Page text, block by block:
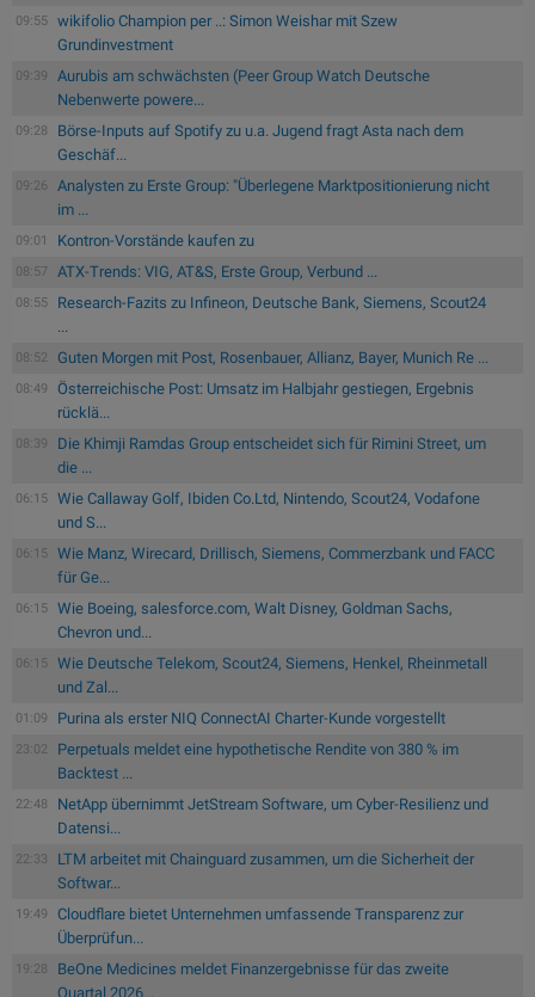
09:55
wikifolio Champion per ..: Simon Weishar mit Szew
Grundinvestment
09:39
Aurubis am schwächsten (Peer Group Watch Deutsche
Nebenwerte powere...
09:28
Börse-Inputs auf Spotify zu u.a. Jugend fragt Asta nach dem
Geschäf...
09:26
Analysten zu Erste Group: "Überlegene Marktpositionierung nicht
im ...
09:01 Kontron-Vorstände kaufen zu
08:57 ATX-Trends: VIG, AT&S, Erste Group, Verbund ...
08:55
Research-Fazits zu Infineon, Deutsche Bank, Siemens, Scout24
...
08:52 Guten Morgen mit Post, Rosenbauer, Allianz, Bayer, Munich Re ...
08:49
Österreichische Post: Umsatz im Halbjahr gestiegen, Ergebnis
rücklä...
08:39
Die Khimji Ramdas Group entscheidet sich für Rimini Street, um
die ...
06:15
Wie Callaway Golf, Ibiden Co.Ltd, Nintendo, Scout24, Vodafone
und S...
06:15
Wie Manz, Wirecard, Drillisch, Siemens, Commerzbank und FACC
für Ge...
06:15
Wie Boeing, salesforce.com, Walt Disney, Goldman Sachs,
Chevron und...
06:15
Wie Deutsche Telekom, Scout24, Siemens, Henkel, Rheinmetall
und Zal...
01:09 Purina als erster NIQ ConnectAI Charter-Kunde vorgestellt
23:02
Perpetuals meldet eine hypothetische Rendite von 380 % im
Backtest ...
22:48
NetApp übernimmt JetStream Software, um Cyber-Resilienz und
Datensi...
22:33
LTM arbeitet mit Chainguard zusammen, um die Sicherheit der
Softwar...
19:49
Cloudflare bietet Unternehmen umfassende Transparenz zur
Überprüfun...
19:28
BeOne Medicines meldet Finanzergebnisse für das zweite
Quartal 2026...